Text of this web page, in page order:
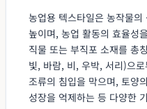
농업용 텍스타일은 농작물
높이며, 농업 활동의 효율성
직물 또는 부직포 소재를 총
빛, 바람, 비, 우박, 서리)으
조류의 침입을 막으며, 토양
성장을 억제하는 등 다양한